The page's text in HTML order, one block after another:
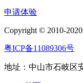
申请体验
Copyright © 2010-
粤ICP备11089306号
地址：中山市石岐区